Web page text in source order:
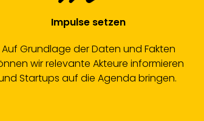
Impulse setzen
Auf Grundlage der Daten und Fakten
wir relevante Akteure informieren
Startups auf die Agenda bringen.